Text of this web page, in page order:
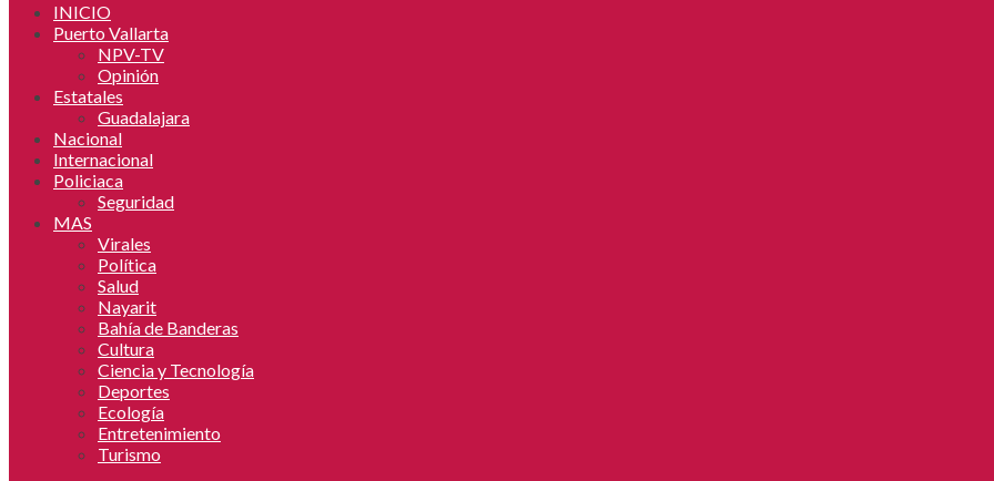
INICIO
Puerto Vallarta
NPV-TV
Opinión
Estatales
Guadalajara
Nacional
Internacional
Policiaca
Seguridad
MAS
Virales
Política
Salud
Nayarit
Bahía de Banderas
Cultura
Ciencia y Tecnología
Deportes
Ecología
Entretenimiento
Turismo